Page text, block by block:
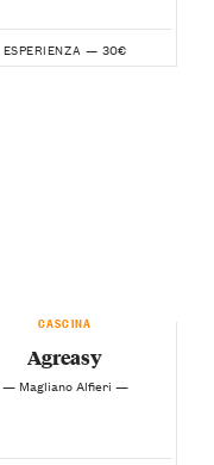
ESPERIENZA — 30€
CASCINA
Agreasy
— Magliano Alfieri —